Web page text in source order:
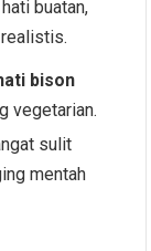
buatan,
bison
vegetarian.
sulit
mentah